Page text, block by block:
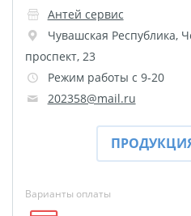
сертификатов
Холст-Декор на
подрамнике
Выпускные виньетки
Рамки
Багет
Портрет ветерана
Для животных
Антей сервис
Чувашская Республика,
проспект, 23
Режим работы с 9-20
202358@mail.ru
Варианты оплаты